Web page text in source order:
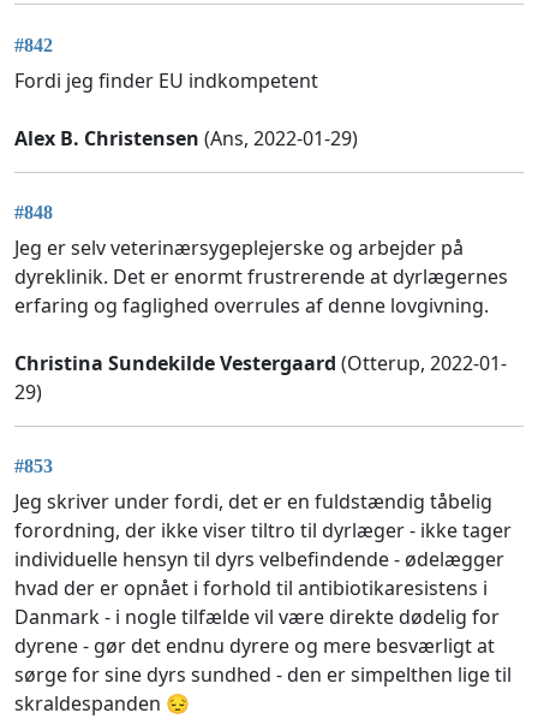
#842
Fordi jeg finder EU indkompetent
Alex B. Christensen (Ans, 2022-01-29)
#848
Jeg er selv veterinærsygeplejerske og arbejder på
dyreklinik. Det er enormt frustrerende at dyrlægernes
erfaring og faglighed overrules af denne lovgivning.
Christina Sundekilde Vestergaard (Otterup, 2022-01-
29)
#853
Jeg skriver under fordi, det er en fuldstændig tåbelig
forordning, der ikke viser tiltro til dyrlæger - ikke tager
individuelle hensyn til dyrs velbefindende - ødelægger
hvad der er opnået i forhold til antibiotikaresistens i
Danmark - i nogle tilfælde vil være direkte dødelig for
dyrene - gør det endnu dyrere og mere besværligt at
sørge for sine dyrs sundhed - den er simpelthen lige til
skraldespanden 😔